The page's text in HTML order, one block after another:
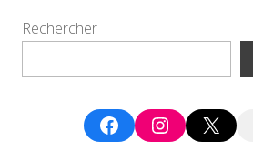
Rechercher
FacebookInstagram
X